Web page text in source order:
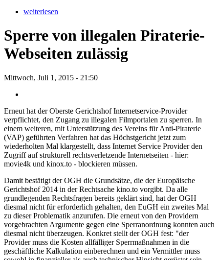
weiterlesen
Sperre von illegalen Piraterie-
Webseiten zulässig
Mittwoch, Juli 1, 2015 - 21:50
Erneut hat der Oberste Gerichtshof Internetservice-Provider
verpflichtet, den Zugang zu illegalen Filmportalen zu sperren. In
einem weiteren, mit Unterstützung des Vereins für Anti-Piraterie
(VAP) geführten Verfahren hat das Höchstgericht jetzt zum
wiederholten Mal klargestellt, dass Internet Service Provider den
Zugriff auf strukturell rechtsverletzende Internetseiten - hier:
movie4k und kinox.to - blockieren müssen.
Damit bestätigt der OGH die Grundsätze, die der Europäische
Gerichtshof 2014 in der Rechtsache kino.to vorgibt. Da alle
grundlegenden Rechtsfragen bereits geklärt sind, hat der OGH
diesmal nicht für erforderlich gehalten, den EuGH ein zweites Mal
zu dieser Problematik anzurufen. Die erneut von den Providern
vorgebrachten Argumente gegen eine Sperranordnung konnten auch
diesmal nicht überzeugen. Konkret stellt der OGH fest: "der
Provider muss die Kosten allfälliger Sperrmaßnahmen in die
geschäftliche Kalkulation einberechnen und ein Vermittler muss